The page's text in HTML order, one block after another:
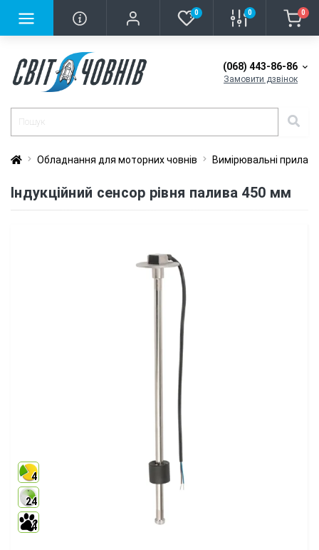
0 0 0
(068) 443-86-86
Замовити дзвінок
Обладнання для моторних човнів Вимірювальні
Індукційний сенсор рівня палива 450 мм
4
24
4